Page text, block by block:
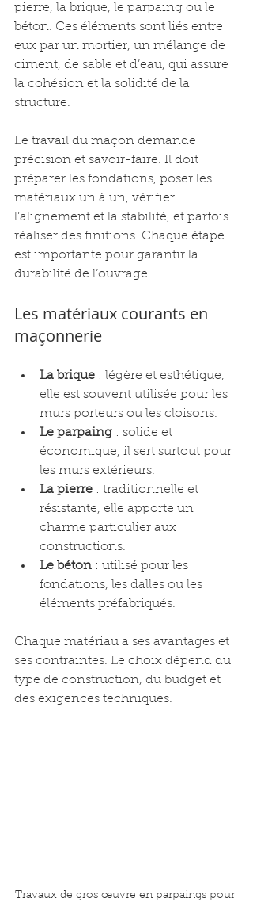
pierre, la brique, le parpaing ou le
béton. Ces éléments sont liés entre
eux par un mortier, un mélange de
ciment, de sable et d’eau, qui assure
la cohésion et la solidité de la
structure.
Le travail du maçon demande
précision et savoir-faire. Il doit
préparer les fondations, poser les
matériaux un à un, vérifier
l’alignement et la stabilité, et parfois
réaliser des finitions. Chaque étape
est importante pour garantir la
durabilité de l’ouvrage.
Les matériaux courants en
maçonnerie
La brique : légère et esthétique,
elle est souvent utilisée pour les
murs porteurs ou les cloisons.
Le parpaing : solide et
économique, il sert surtout pour
les murs extérieurs.
La pierre : traditionnelle et
résistante, elle apporte un
charme particulier aux
constructions.
Le béton : utilisé pour les
fondations, les dalles ou les
éléments préfabriqués.
Chaque matériau a ses avantages et
ses contraintes. Le choix dépend du
type de construction, du budget et
des exigences techniques.
Travaux de gros œuvre en parpaings pour